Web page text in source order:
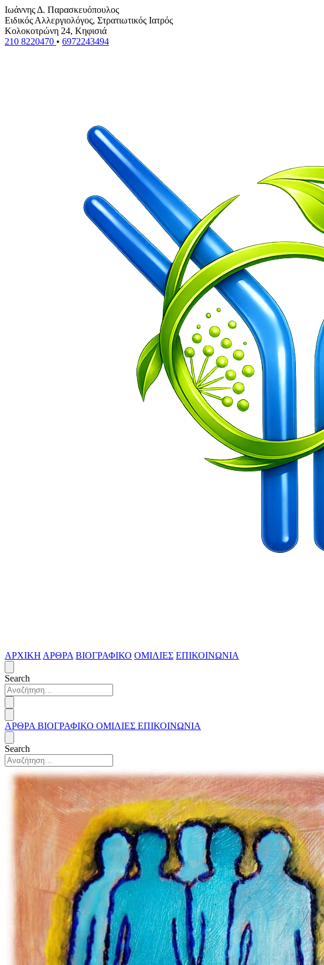
Ιωάννης Δ. Παρασκευόπουλος
Ειδικός Αλλεργιολόγος, Στρατιωτικός Ιατρός
Κολοκοτρώνη 24, Κηφισιά
210 8220470 • 6972243494
ΑΡΧΙΚΗ ΑΡΘΡΑ ΒΙΟΓΡΑΦΙΚΟ ΟΜΙΛΙΕΣ ΕΠΙΚΟΙΝΩΝΙΑ
Search
ΑΡΘΡΑ ΒΙΟΓΡΑΦΙΚΟ ΟΜΙΛΙΕΣ ΕΠΙΚΟΙΝΩΝΙΑ
Search